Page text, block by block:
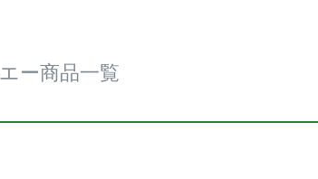
ー商品一覧
レビュー順
検索